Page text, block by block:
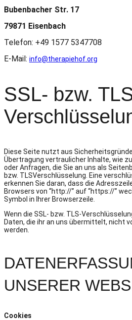
Bubenbacher Str. 17
79871 Eisenbach
Telefon: +49 1577 5347708
E-Mail: info@therapiehof.org
SSL- bzw.
Diese Seite nutzt aus
Übertragung vertraulicher Inhalte, wie
oder Anfragen, die Sie an uns als
bzw. TLSVerschlüsselung. Eine
erkennen Sie daran, dass die
Browsers von “http://” auf “https://”
Symbol in Ihrer Browserzeile.
Wenn die SSL- bzw. TLS-
Daten, die ihr an uns übermittelt, nicht
werden.
UNSERER
Cookies